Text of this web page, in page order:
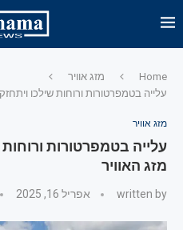
Home
מזג אוויר
עלייה בטמפרטורות ורוחות שילכו
מזג אוויר
עלייה בטמפרטורות
מזג האוויר
written by אפריל 16, 2025